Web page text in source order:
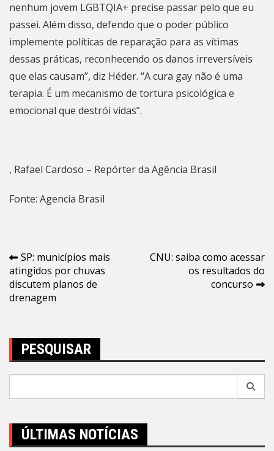
nenhum jovem LGBTQIA+ precise passar pelo que eu
passei. Além disso, defendo que o poder público
implemente políticas de reparação para as vítimas
dessas práticas, reconhecendo os danos irreversíveis
que elas causam”, diz Héder. “A cura gay não é uma
terapia. É um mecanismo de tortura psicológica e
emocional que destrói vidas”.
, Rafael Cardoso – Repórter da Agência Brasil
Fonte: Agencia Brasil
Navegação
de
Post
SP: municípios mais
atingidos por chuvas
discutem planos de
drenagem
CNU: saiba como acessar
os resultados do
concurso
PESQUISAR
ÚLTIMAS NOTÍCIAS